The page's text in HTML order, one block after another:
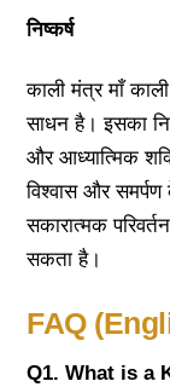
निष्कर्ष
काली मंत्र माँ
साधन है। इसका
और आध्यात्मिक
विश्वास और
सकारात्मक
सकता है।
FAQ
Q1. What is a